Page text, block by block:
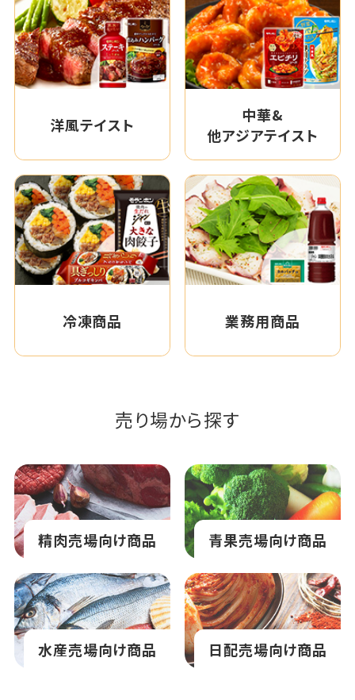
洋風テイスト
中華&
他アジアテイスト
冷凍商品 業務用商品
売り場から探す
精肉売場向け商品 青果売場向け商品
水産売場向け商品 日配売場向け商品